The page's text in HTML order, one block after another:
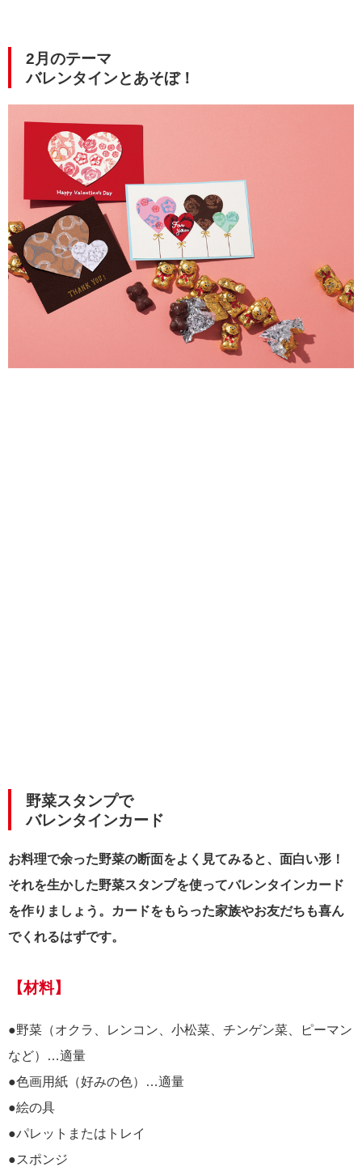
2月のテーマ
バレンタインとあそぼ！
野菜スタンプで
バレンタインカード
お料理で余った野菜の断面をよく見てみると、面白い形！
それを生かした野菜スタンプを使ってバレンタインカード
を作りましょう。カードをもらった家族やお友だちも喜ん
でくれるはずです。
【材料】
●野菜（オクラ、レンコン、小松菜、チンゲン菜、ピーマン
など）…適量
●色画用紙（好みの色）…適量
●絵の具
●パレットまたはトレイ
●スポンジ